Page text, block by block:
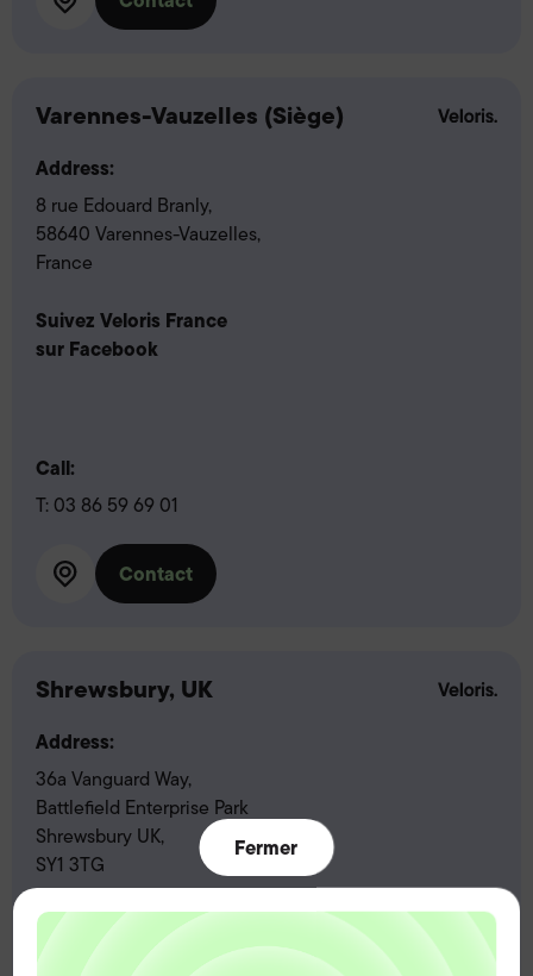
Fermer
Varennes-Vauzelles (Siège)
Address:
8 rue Edouard Branly,
58640 Varennes-Vauzelles,
France
Suivez Veloris France
sur Facebook
Call:
T: 03 86 59 69 01
Contact
Shrewsbury, UK
Address:
36a Vanguard Way,
Battlefield Enterprise Park
Shrewsbury UK,
SY1 3TG
Call:
T: 01743 218500